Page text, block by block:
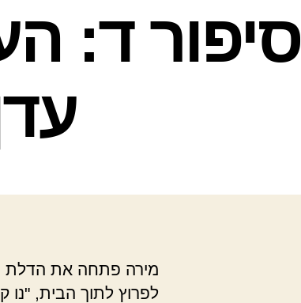
סיפור ד:
מירה פתחה את הדלת
לפרוץ לתוך הבית, "נו